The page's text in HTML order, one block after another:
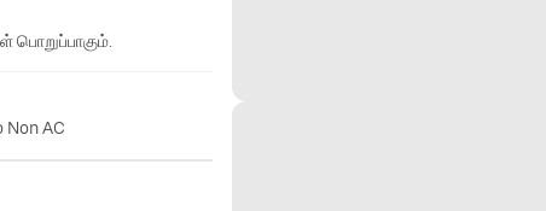
பொறுப்பாகும்.
Non AC